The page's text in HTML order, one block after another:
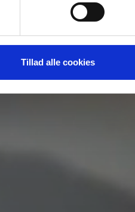
Tillad alle cookies